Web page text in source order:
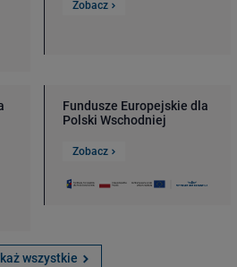
Zobacz
Fundusze Europejskie dla
Polski Wschodniej
Zobacz
wszystkie